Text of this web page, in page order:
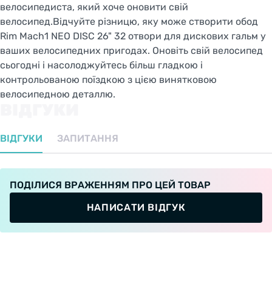
велосипедиста, який хоче оновити свій
велосипед.Відчуйте різницю, яку може створити обод
Rim Mach1 NEO DISC 26" 32 отвори для дискових гальм у
ваших велосипедних пригодах. Оновіть свій велосипед
сьогодні і насолоджуйтесь більш гладкою і
контрольованою поїздкою з цією винятковою
велосипедною деталлю.
ВІДГУКИ ЗАПИТАННЯ
ПОДІЛИСЯ ВРАЖЕННЯМ ПРО ЦЕЙ ТОВАР
НАПИСАТИ ВІДГУК